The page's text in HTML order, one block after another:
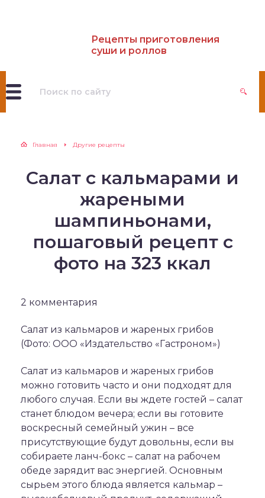
Рецепты приготовления
суши и роллов
Главная Другие рецепты
Салат с кальмарами и
жареными
шампиньонами,
пошаговый рецепт с
фото на 323 ккал
2 комментария
Салат из кальмаров и жареных грибов
(Фото: ООО «Издательство «Гастроном»)
Салат из кальмаров и жареных грибов
можно готовить часто и они подходят для
любого случая. Если вы ждете гостей – салат
станет блюдом вечера; если вы готовите
воскресный семейный ужин – все
присутствующие будут довольны, если вы
собираете ланч-бокс – салат на рабочем
обеде зарядит вас энергией. Основным
сырьем этого блюда является кальмар –